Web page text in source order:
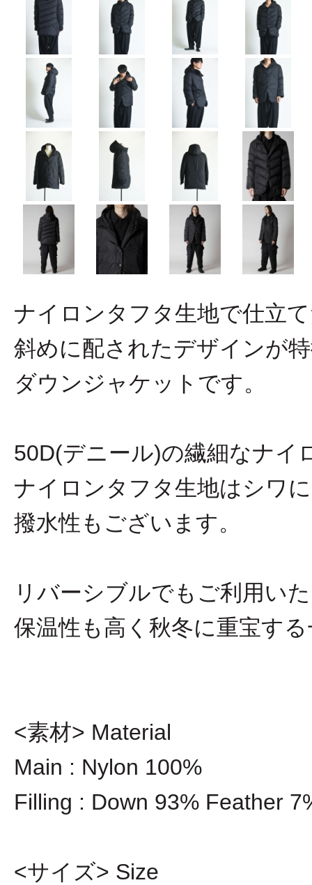
ナイロンタフタ生地で仕立
斜めに配されたデザインが
ダウンジャケットです。
50D(デニール)の繊細なナイ
ナイロンタフタ生地はシワ
撥水性もございます。
リバーシブルでもご利用い
保温性も高く秋冬に重宝す
<素材> Material
Main : Nylon 100%
Filling : Down 93% Feather
<サイズ> Size